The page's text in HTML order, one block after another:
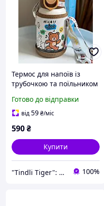
Термос для напоїв із
трубочкою та поїльником
ведмедик
Готово до відправки
від59₴/міс
590₴
Купити
"Tindli Tiger": безпека малюка та зручність мами! 100%